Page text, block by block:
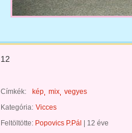
12
Címkék: kép mix vegyes
Kategória: Vicces
Feltöltötte: Popovics P.Pál
12 éve